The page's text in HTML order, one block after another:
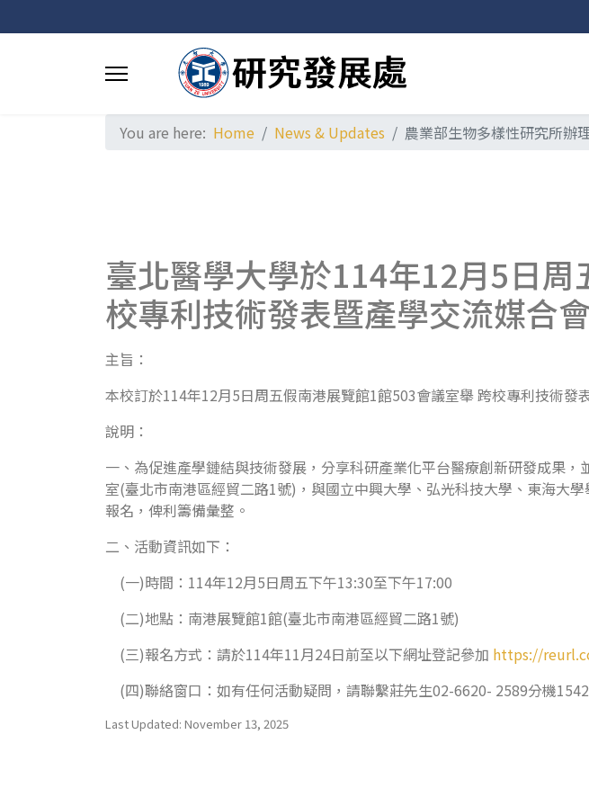
You are here: Home News & Updates 農業部生物多樣性研究所辦
臺北醫學大學於114年12月5日
校專利技術發表暨產學交流媒合
主旨：
本校訂於114年12月5日周五假南港展覽館1館503會議室舉 跨校專利技術發
說明：
一、為促進產學鏈結與技術發展，分享科研產業化平台醫療創新研發成果
室(臺北市南港區經貿二路1號)，與國立中興大學、弘光科技大學、東海大
報名，俾利籌備彙整。
二、活動資訊如下：
(一)時間：114年12月5日周五下午13:30至下午17:00
(二)地點：南港展覽館1館(臺北市南港區經貿二路1號)
(三)報名方式：請於114年11月24日前至以下網址登記參加 https://
(四)聯絡窗口：如有任何活動疑問，請聯繫莊先生02-6620- 2589分機
Last Updated: November 13, 2025